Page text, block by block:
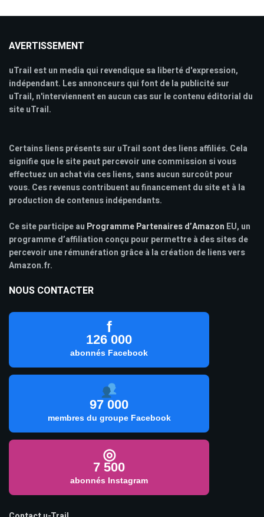
AVERTISSEMENT
uTrail est un media qui revendique sa liberté d'expression,
indépendant. Les annonceurs qui font de la publicité sur
uTrail, n'interviennent en aucun cas sur le contenu éditorial du
site uTrail.
Certains liens présents sur uTrail sont des liens affiliés. Cela
signifie que le site peut percevoir une commission si vous
effectuez un achat via ces liens, sans aucun surcoût pour
vous. Ces revenus contribuent au financement du site et à la
production de contenus indépendants.
Ce site participe au Programme Partenaires d’Amazon EU, un
programme d’affiliation conçu pour permettre à des sites de
percevoir une rémunération grâce à la création de liens vers
Amazon.fr.
NOUS CONTACTER
f
126 000
abonnés Facebook
97 000
membres du groupe Facebook
◎
7 500
abonnés Instagram